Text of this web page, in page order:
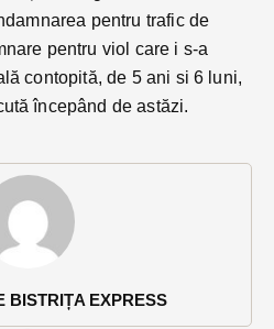
BISTRIȚA EXPRESS
pentru trafic de
pentru viol care i s-a
contopită, de 5 ani si 6 luni,
începând de astăzi.